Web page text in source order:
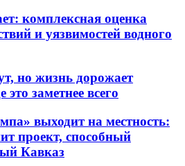
комплексная оценка
и уязвимостей водного
но жизнь дорожает
это заметнее всего
выходит на местность:
проект, способный
Кавказ